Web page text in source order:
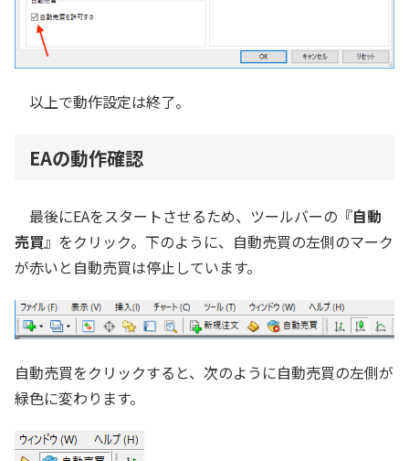
以上で動作設定は終了。
EAの動作確認
最後にEAをスタートさせるため、ツールバーの『自動
売買』をクリック。下のように、自動売買の左側のマーク
が赤いと自動売買は停止しています。
自動売買をクリックすると、次のように自動売買の左側が
緑色に変わります。